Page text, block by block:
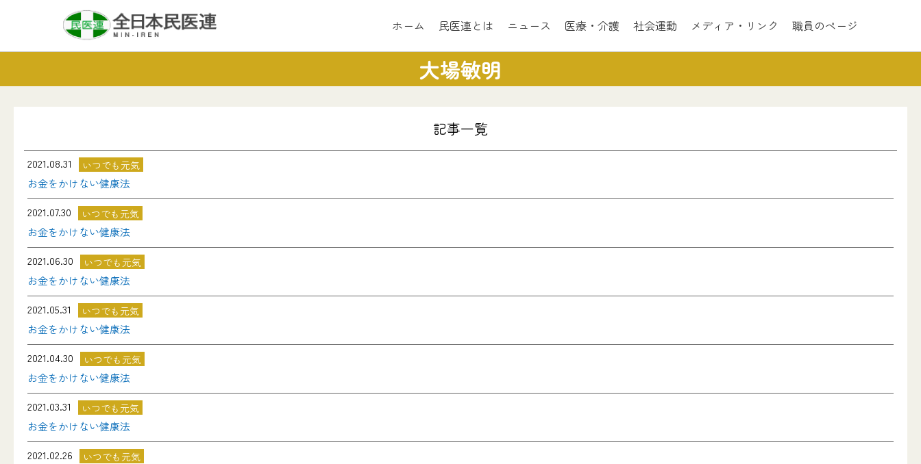
ホーム 民医連とは ニュース 医療・介護 社会運動 メディア・リンク 職員のページ
大場敏明
記事一覧
2021.08.31 いつでも元気
お金をかけない健康法
2021.07.30
いつでも元気
お金をかけない健康法
2021.06.30
いつでも元気
お金をかけない健康法
2021.05.31
いつでも元気
お金をかけない健康法
2021.04.30
いつでも元気
お金をかけない健康法
2021.03.31
いつでも元気
お金をかけない健康法
2021.02.26
いつでも元気